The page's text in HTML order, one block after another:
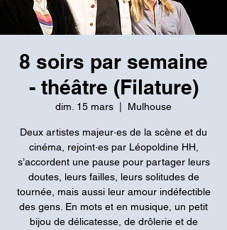
8 soirs par semaine
- théâtre (Filature)
dim. 15 mars Mulhouse
Deux artistes majeur·es de la scène et du
cinéma, rejoint·es par Léopoldine HH,
s’accordent une pause pour partager leurs
doutes, leurs failles, leurs solitudes de
tournée, mais aussi leur amour indéfectible
des gens. En mots et en musique, un petit
bijou de délicatesse, de drôlerie et de